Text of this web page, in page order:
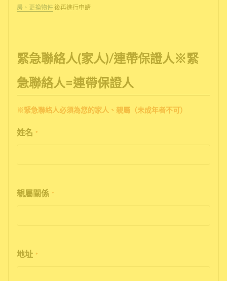
房、更換物件後再進行申請
緊急聯絡人(家人)/連帶保證人※緊
急聯絡人=連帶保證人
※緊急聯絡人必須為您的家人、親屬（未成年者不可）
姓名 *
親屬關係 *
地址 *